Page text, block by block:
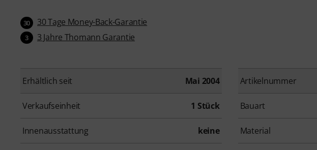
30 30 Tage Money-Back-Garantie
3 3 Jahre Thomann Garantie
Erhältlich seit Mai 2004 Artikelnummer
Verkaufseinheit 1 Stück Bauart
Innenausstattung keine Material